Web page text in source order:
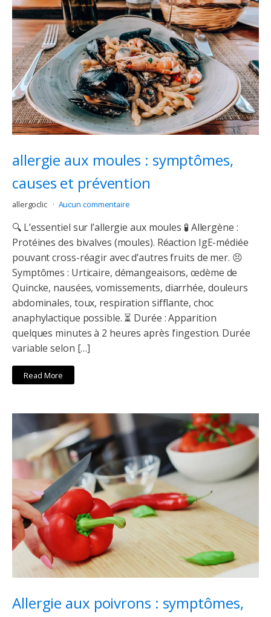
allergie aux moules : symptômes,
causes et prévention
allergoclic Aucun commentaire
🔍 L’essentiel sur l’allergie aux moules 🧪 Allergène :
Protéines des bivalves (moules). Réaction IgE-médiée
pouvant cross-réagir avec d’autres fruits de mer. 😣
Symptômes : Urticaire, démangeaisons, œdème de
Quincke, nausées, vomissements, diarrhée, douleurs
abdominales, toux, respiration sifflante, choc
anaphylactique possible. ⏳ Durée : Apparition
quelques minutes à 2 heures après l’ingestion. Durée
variable selon […]
Read More
Allergie aux poivrons : symptômes,